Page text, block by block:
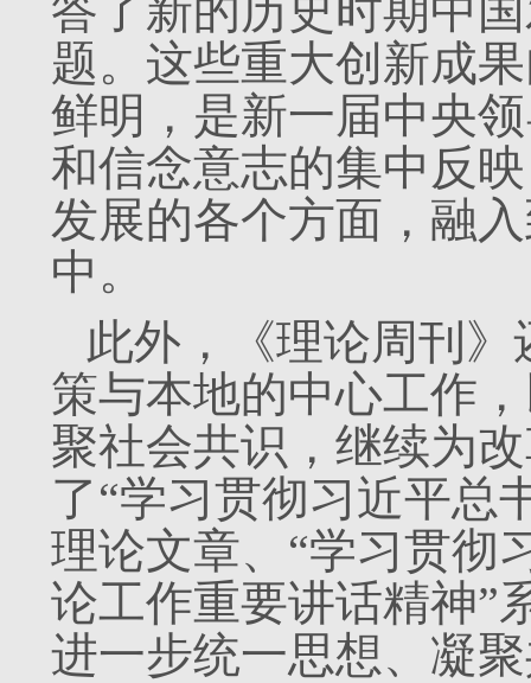
答了新的历史时期中
题。这些重大创新成
鲜明，是新一届中央
和信念意志的集中反
发展的各个方面，融
中。
此外，《理论周刊
策与本地的中心工作
聚社会共识，继续为
了“学习贯彻习近平总
理论文章、“学习贯彻
论工作重要讲话精神”
进一步统一思想、凝